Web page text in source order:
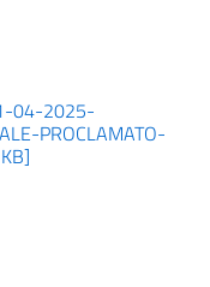
04-2025-
PROCLAMATO-